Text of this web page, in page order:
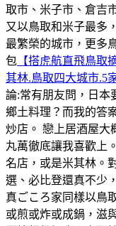
取市、米子市、倉吉
又以鳥取和米子最多
最繁榮的城市，更多
包 【搭虎航直飛鳥取
其林.鳥取四大城市.5
論:常有朋友問，日本
鄉土料理？而我的答
炒店。 戀上居酒屋大
丸萬徹底讓我喜歡上
名店，或是米其林。
選、必比登還真不少
真ごころ家同樣以鳥
或煎或炸或成鍋，滋